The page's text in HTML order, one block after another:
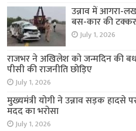
उन्नाव में आगरा-
बस-कार की
July 1, 2026
राजभर ने अखिलेश को जन्मदिन की
पीसी की राजनीति छोड़िए
July 1, 2026
मुख्यमंत्री योगी ने उन्नाव सड़क हादसे
मदद का भरोसा
July 1, 2026